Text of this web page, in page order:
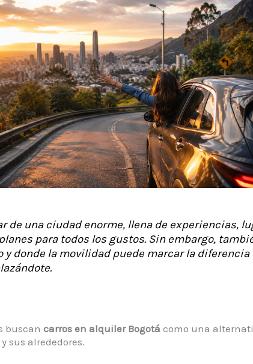
de una ciudad enorme, llena de experiencias,
para todos los gustos. Sin embargo,
donde la movilidad puede marcar la
buscan carros en alquiler Bogotá como una
sus alrededores.